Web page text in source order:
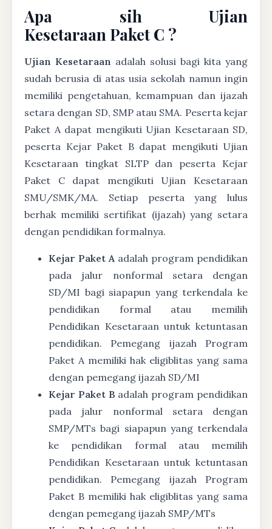
Apa sih Ujian
Kesetaraan Paket C ?
Ujian Kesetaraan adalah solusi bagi kita yang
sudah berusia di atas usia sekolah namun ingin
memiliki pengetahuan, kemampuan dan ijazah
setara dengan SD, SMP atau SMA. Peserta kejar
Paket A dapat mengikuti Ujian Kesetaraan SD,
peserta Kejar Paket B dapat mengikuti Ujian
Kesetaraan tingkat SLTP dan peserta Kejar
Paket C dapat mengikuti Ujian Kesetaraan
SMU/SMK/MA. Setiap peserta yang lulus
berhak memiliki sertifikat (ijazah) yang setara
dengan pendidikan formalnya.
Kejar Paket A adalah program pendidikan
pada jalur nonformal setara dengan
SD/MI bagi siapapun yang terkendala ke
pendidikan formal atau memilih
Pendidikan Kesetaraan untuk ketuntasan
pendidikan. Pemegang ijazah Program
Paket A memiliki hak eligiblitas yang sama
dengan pemegang ijazah SD/MI
Kejar Paket B adalah program pendidikan
pada jalur nonformal setara dengan
SMP/MTs bagi siapapun yang terkendala
ke pendidikan formal atau memilih
Pendidikan Kesetaraan untuk ketuntasan
pendidikan. Pemegang ijazah Program
Paket B memiliki hak eligiblitas yang sama
dengan pemegang ijazah SMP/MTs